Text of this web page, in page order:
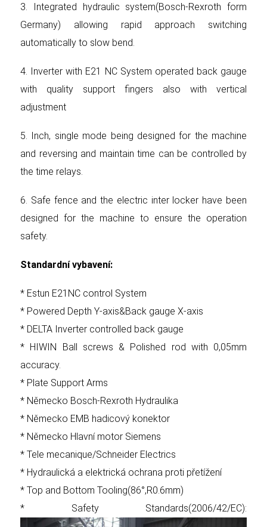
3. Integrated hydraulic system(Bosch-Rexroth form
Germany) allowing rapid approach switching
automatically to slow bend.
4. Inverter with E21 NC System operated back gauge
with quality support fingers also with vertical
adjustment
5. Inch, single mode being designed for the machine
and reversing and maintain time can be controlled by
the time relays.
6. Safe fence and the electric inter locker have been
designed for the machine to ensure the operation
safety.
Standardní vybavení:
* Estun E21NC control System
* Powered Depth Y-axis&Back gauge X-axis
* DELTA Inverter controlled back gauge
* HIWIN Ball screws & Polished rod with 0,05mm
accuracy.
* Plate Support Arms
* Německo Bosch-Rexroth Hydraulika
* Německo EMB hadicový konektor
* Německo Hlavní motor Siemens
* Tele mecanique/Schneider Electrics
* Hydraulická a elektrická ochrana proti přetížení
* Top and Bottom Tooling(86°,R0.6mm)
* Safety Standards(2006/42/EC):